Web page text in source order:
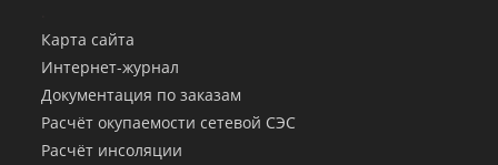
Карта сайта
Интернет-журнал
Документация по заказам
Расчёт окупаемости сетевой СЭС
Расчёт инсоляции